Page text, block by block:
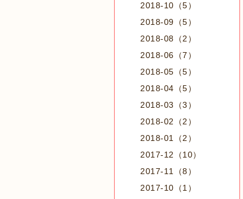
2018-10（5）
2018-09（5）
2018-08（2）
2018-06（7）
2018-05（5）
2018-04（5）
2018-03（3）
2018-02（2）
2018-01（2）
2017-12（10）
2017-11（8）
2017-10（1）